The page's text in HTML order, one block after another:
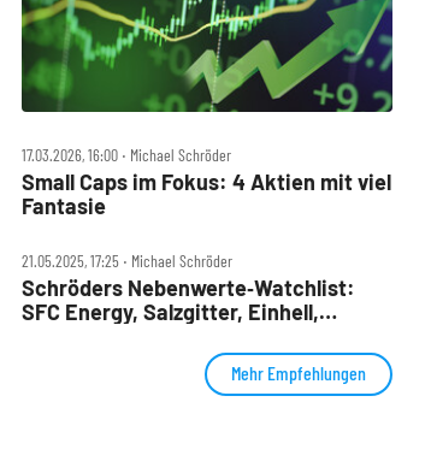
17.03.2026, 16:00 ‧ Michael Schröder
Small Caps im Fokus: 4 Aktien mit viel
Fantasie
21.05.2025, 17:25 ‧ Michael Schröder
Schröders Nebenwerte‑Watchlist:
SFC Energy, Salzgitter, Einhell,
Mehr Empfehlungen